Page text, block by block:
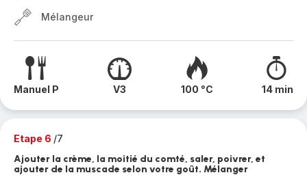
Mélangeur
Manuel P V3 100 °C 14 min
Etape 6 /7
Ajouter la crème, la moitié du comté, saler, poivrer, et
ajouter de la muscade selon votre goût. Mélanger